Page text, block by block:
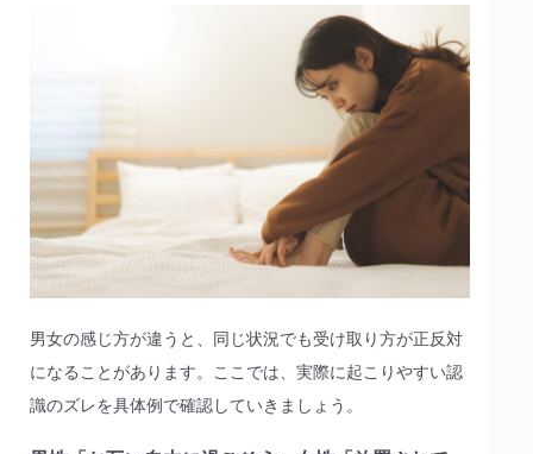
男女の感じ方が違うと、同じ状況でも受け取り方が正反対
になることがあります。ここでは、実際に起こりやすい認
識のズレを具体例で確認していきましょう。